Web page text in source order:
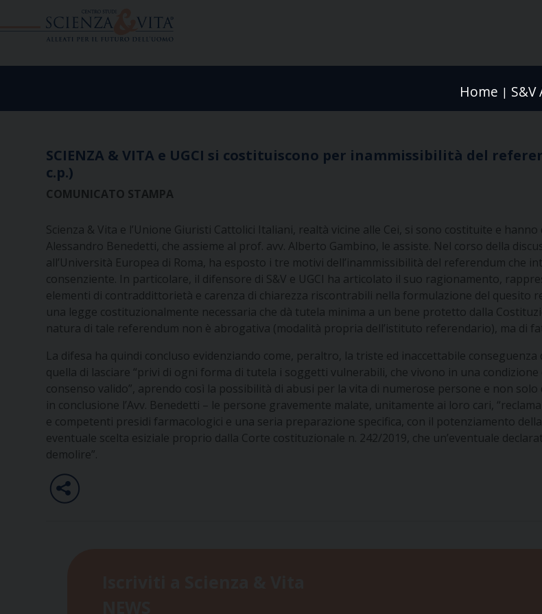
Home |
SCIENZA & VITA e UGCI si costituiscono per inammissibilità del
c.p.)
COMUNICATO STAMPA
Scienza & Vita e l’Unione Giuristi Cattolici Italiani, realtà vicine alle Cei, si sono costituite e
Alessandro Benedetti, che assieme al prof. avv. Alberto Gambino, le assiste. Nel corso della
all’Università Europea di Roma, ha esposto i tre motivi dell’inammissibilità del referendum che
consenziente. In particolare, il difensore di S&V e UGCI ha articolato il suo ragionamento,
elementi di contraddittorietà e carenza di chiarezza riscontrabili nella formulazione del
una legge costituzionalmente necessaria che dà tutela minima a un bene protetto dalla
natura di tale referendum non è abrogativa (modalità propria dell’istituto referendario), ma di
La difesa ha quindi concluso evidenziando come, peraltro, la triste ed inaccettabile
quella di lasciare “privi di ogni forma di tutela i soggetti vulnerabili, che vivono in una
consenso valido”, aprendo così la possibilità di abusi per la vita di numerose persone e non
in conclusione l’Avv. Benedetti – le persone gravemente malate, unitamente ai loro cari,
e competenti presidi farmacologici e una seria preparazione specifica, con il potenziamento
eventuale scelta esiziale proprio dalla Corte costituzionale n. 242/2019, che un’eventuale
demolire”.